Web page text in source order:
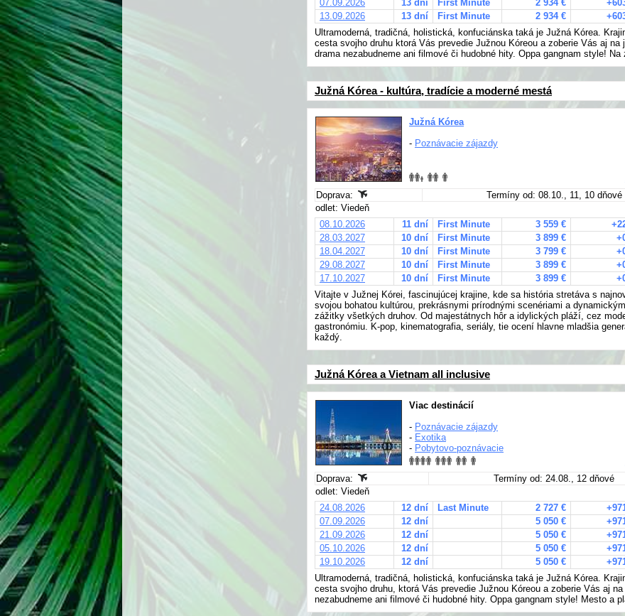
07.09.2026
13 dní First Minute 2 934 €
13.09.2026
13 dní First Minute 2 934 €
Ultramoderná, tradičná, holistická, konfuciánska taká je Južná Kórea.
cesta svojho druhu ktorá Vás prevedie Južnou Kóreou a zoberie Vás aj
drama nezabudneme ani filmové či hudobné hity. Oppa gangnam style!
Južná Kórea - kultúra, tradície a moderné mestá
Južná Kórea
- Poznávacie zájazdy
Doprava:
Termíny od: 08.10., 11, 10 dňové
odlet: Viedeň
08.10.2026
11 dní First Minute 3 559 €
28.03.2027
10 dní First Minute 3 899 €
18.04.2027
10 dní First Minute 3 799 €
29.08.2027
10 dní First Minute 3 899 €
17.10.2027
10 dní First Minute 3 899 €
Vitajte v Južnej Kórei, fascinujúcej krajine, kde sa história stretáva s
svojou bohatou kultúrou, prekrásnymi prírodnými scenériami a
zážitky všetkých druhov. Od majestátnych hôr a idylických pláží, cez
gastronómiu. K-pop, kinematografia, seriály, tie ocení hlavne mladšia
každý.
Južná Kórea a Vietnam all inclusive
Viac destinácií
- Poznávacie zájazdy
- Exotika
- Pobytovo-poznávacie
Doprava:
Termíny od: 24.08., 12 dňové
odlet: Viedeň
24.08.2026
12 dní Last Minute 2 727 €
07.09.2026
12 dní 5 050 €
21.09.2026
12 dní 5 050 €
05.10.2026
12 dní 5 050 €
19.10.2026
12 dní 5 050 €
Ultramoderná, tradičná, holistická, konfuciánska taká je Južná Kórea.
cesta svojho druhu, ktorá Vás prevedie Južnou Kóreou a zoberie Vás aj
nezabudneme ani filmové či hudobné hity. Oppa gangnam style! Mesto a